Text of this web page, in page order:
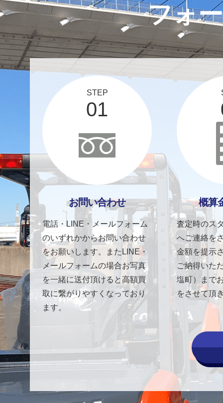
フォ
STEP
01
お問い合わせ
電話・LINE・メールフォーム
のいずれかからお問い合わせ
をお願いします。またLINE・
メールフォームの場合お写真
を一緒に送付頂けると高額買
取に繋がりやすくなっており
ます。
概算
査定時のス
へご連絡を
金額を提示
ご納得いた
塩町）まで
をさせて頂